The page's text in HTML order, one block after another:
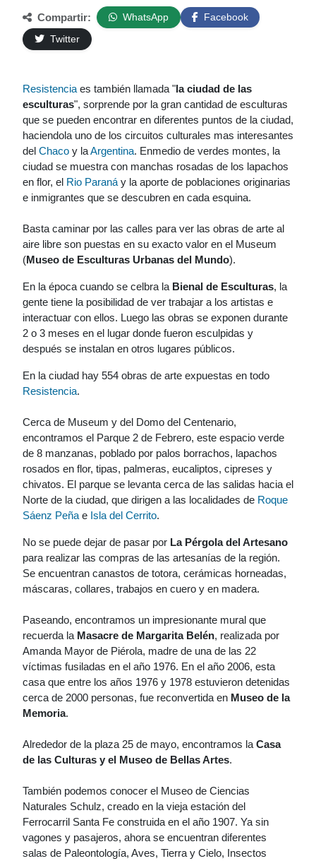
Compartir: WhatsApp
Facebook
Twitter
Resistencia es también llamada "la ciudad de las
esculturas", sorprende por la gran cantidad de esculturas
que se pueden encontrar en diferentes puntos de la ciudad,
haciendola uno de los circuitos culturales mas interesantes
del Chaco y laArgentina. Enmedio de verdes montes, la
ciudad se muestra con manchas rosadas de los lapachos
en flor, el Rio Paraná y la aporte de poblaciones originarias
e inmigrantes que se descubren en cada esquina.
Basta caminar por las calles para ver las obras de arte al
aire libre son puestas en su exacto valor en el Museum
(Museo de Esculturas Urbanas del Mundo).
En la época cuando se celbra la Bienal de Esculturas, la
gente tiene la posibilidad de ver trabajar a los artistas e
interactuar con ellos. Luego las obras se exponen durante
2 o 3 meses en el lugar donde fueron esculpidas y
después se instalan en otros lugares públicos.
En la ciudad hay 554 obras de arte expuestas en todo
Resistencia.
Cerca de Museum y del Domo del Centenario,
encontramos el Parque 2 de Febrero, este espacio verde
de 8 manzanas, poblado por palos borrachos, lapachos
rosados en flor, tipas, palmeras, eucaliptos, cipreses y
chivatos. El parque se levanta cerca de las salidas hacia el
Norte de la ciudad, que dirigen a las localidades de Roque
Sáenz Peña e Isla del Cerrito.
No se puede dejar de pasar por La Pérgola del Artesano
para realizar las compras de las artesanías de la región.
Se encuentran canastos de totora, cerámicas horneadas,
máscaras, collares, trabajos en cuero y en madera.
Paseando, encontramos un impresionante mural que
recuerda la Masacre de Margarita Belén, realizada por
Amanda Mayor de Piérola, madre de una de las 22
víctimas fusiladas en el año 1976. En el año 2006, esta
casa que entre los años 1976 y 1978 estuvieron detenidas
cerca de 2000 personas, fue reconvertida en Museo de la
Memoria.
Alrededor de la plaza 25 de mayo, encontramos la Casa
de las Culturas y el Museo de Bellas Artes.
También podemos conocer el Museo de Ciencias
Naturales Schulz, creado en la vieja estación del
Ferrocarril Santa Fe construida en el año 1907. Ya sin
vagones y pasajeros, ahora se encuentran diferentes
salas de Paleontología, Aves, Tierra y Cielo, Insectos